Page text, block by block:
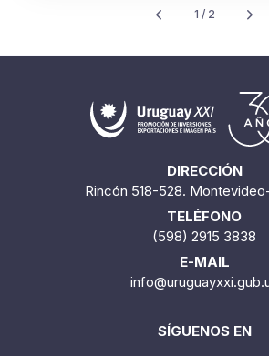
DIRECCIÓN
Rincón 518-528.
TELÉFONO
(598) 2915 3838
E-MAIL
SÍGUENOS EN